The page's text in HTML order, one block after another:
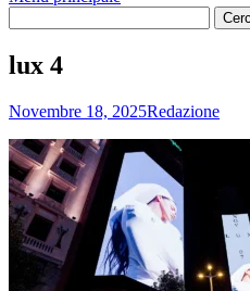
lux 4
Novembre 18, 2025Redazione